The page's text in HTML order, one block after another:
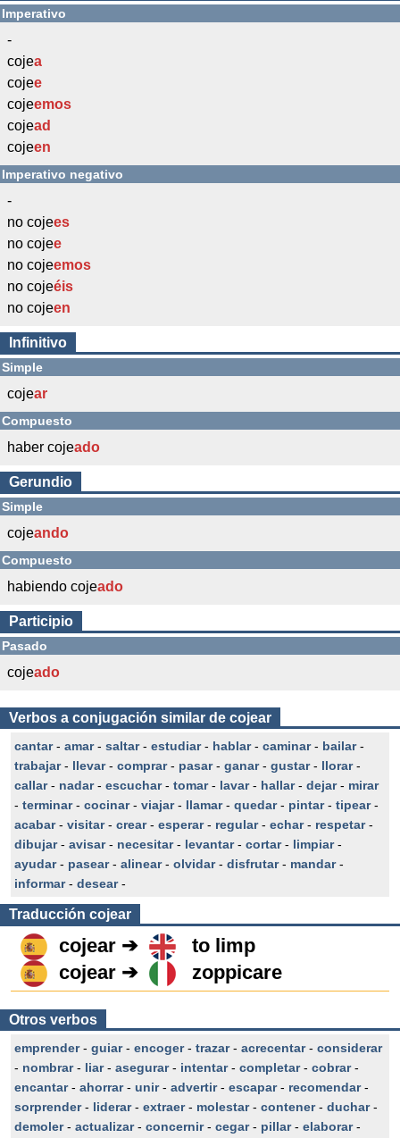
Imperativo
-
cojea
cojee
cojeemos
cojead
cojeen
Imperativo negativo
-
no cojees
no cojee
no cojeemos
no cojeéis
no cojeen
Infinitivo
Simple
cojear
Compuesto
haber cojeado
Gerundio
Simple
cojeando
Compuesto
habiendo cojeado
Participio
Pasado
cojeado
Verbos a conjugación similar de cojear
cantar- amar- saltar- estudiar- hablar- caminar- bailar-
trabajar- llevar- comprar- pasar- ganar- gustar- llorar-
callar- nadar- escuchar- tomar- lavar- hallar- dejar- mirar
- terminar- cocinar- viajar- llamar- quedar- pintar- tipear-
acabar- visitar- crear- esperar- regular- echar- respetar-
dibujar- avisar- necesitar- levantar- cortar- limpiar-
ayudar- pasear- alinear- olvidar- disfrutar- mandar-
informar- desear-
Traducción cojear
cojear ➔
to limp
cojear ➔
zoppicare
Otros verbos
emprender- guiar- encoger- trazar- acrecentar- considerar
- nombrar- liar- asegurar- intentar- completar- cobrar-
encantar- ahorrar- unir- advertir- escapar- recomendar-
sorprender- liderar- extraer- molestar- contener- duchar-
demoler- actualizar- concernir- cegar- pillar- elaborar-